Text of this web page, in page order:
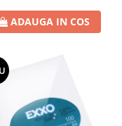
ADAUGA IN COS